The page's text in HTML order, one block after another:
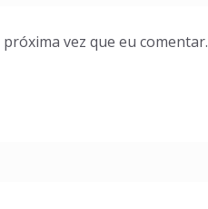
vez que eu comentar.